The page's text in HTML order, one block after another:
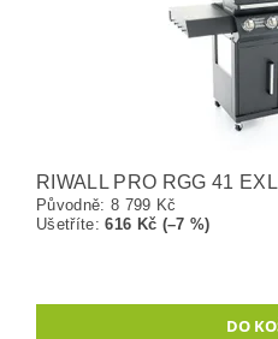
RIWALL PRO RGG 41 EXL
Původně: 8 799 Kč
Ušetříte:616 Kč (–7 %)